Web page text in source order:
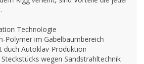
Technologie
Polymer im Gabelbaumbereich
duch Autoklav-Produktion
wegen Sandstrahltechnik